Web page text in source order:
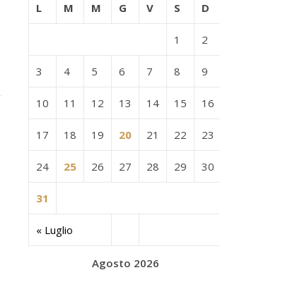
Agosto 2026
L M M G V S D
« Luglio
1 2
3 4 5 6 7 8 9
10 11 12 13 14 15 16
17 18 19 20 21 22 23
24 25 26 27 28 29 30
31